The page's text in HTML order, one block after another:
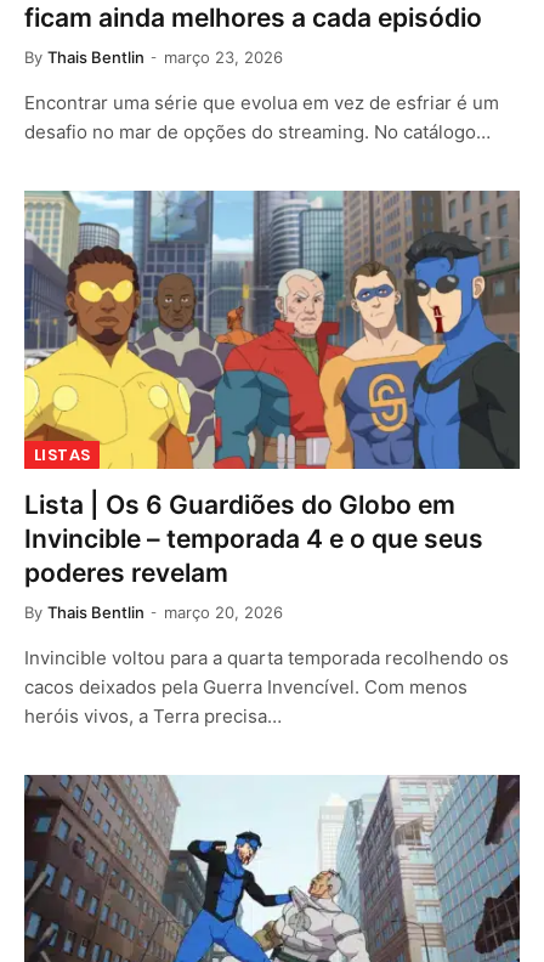
ficam ainda melhores a cada episódio
By Thais Bentlin março 23, 2026
Encontrar uma série que evolua em vez de esfriar é um
desafio no mar de opções do streaming. No catálogo…
LISTAS
Lista | Os 6 Guardiões do Globo em
Invincible – temporada 4 e o que seus
poderes revelam
By Thais Bentlin março 20, 2026
Invincible voltou para a quarta temporada recolhendo os
cacos deixados pela Guerra Invencível. Com menos
heróis vivos, a Terra precisa…